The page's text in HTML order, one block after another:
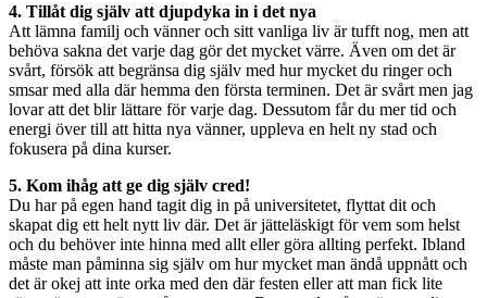
4. Tillåt dig själv att djupdyka in i det nya
Att lämna familj och vänner och sitt vanliga liv är tufft nog, men att
behöva sakna det varje dag gör det mycket värre. Även om det är
svårt, försök att begränsa dig själv med hur mycket du ringer och
smsar med alla där hemma den första terminen. Det är svårt men jag
lovar att det blir lättare för varje dag. Dessutom får du mer tid och
energi över till att hitta nya vänner, uppleva en helt ny stad och
fokusera på dina kurser.
5. Kom ihåg att ge dig själv cred!
Du har på egen hand tagit dig in på universitetet, flyttat dit och
skapat dig ett helt nytt liv där. Det är jätteläskigt för vem som helst
och du behöver inte hinna med allt eller göra allting perfekt. Ibland
måste man påminna sig själv om hur mycket man ändå uppnått och
det är okej att inte orka med den där festen eller att man fick lite